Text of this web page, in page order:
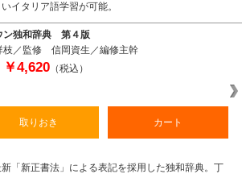
イタリア語学習が可能。
ン独和辞典 第４版
枝／監修 信岡資生／編修主幹
￥4,620 （税込）
取りおき カート
「新正書法」による表記を採用した独和辞典。丁